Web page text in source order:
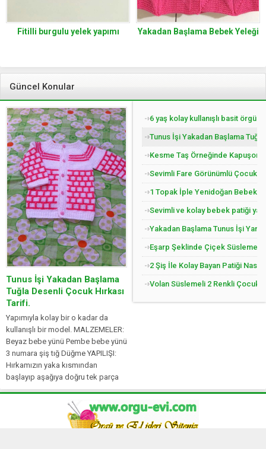
Fitilli burgulu yelek yapımı Yakadan Başlama Bebek Yeleği
Güncel Konular
Tunus İşi Yakadan Başlama
Tuğla Desenli Çocuk Hırkası
Tarifi.
Yapımıyla kolay bir o kadar da
kullanışlı bir model. MALZEMELER:
Beyaz bebe yünü Pembe bebe yünü
3 numara şiş tığ Düğme YAPILIŞI:
Hırkamızın yaka kısmından
başlayıp aşağıya doğru tek parça
olarak öreceğiz. Yaka için 80 ilmek
başlayalım. İlmeklerimizi 1 düz,...
6 yaş kolay kullanışlı basit örgü
Tunus İşi Yakadan Başlama
Kesme Taş Örneğinde
Sevimli Fare Görünümlü Çocuk
1 Topak İple Yenidoğan Bebek
Sevimli ve kolay bebek patiği
Yakadan Başlama Tunus İşi
Eşarp Şeklinde Çiçek Süslemeli
2 Şiş İle Kolay Bayan Patiği Nasıl
Volan Süslemeli 2 Renkli Çocuk